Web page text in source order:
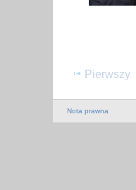
Pierwszy
Nota prawna